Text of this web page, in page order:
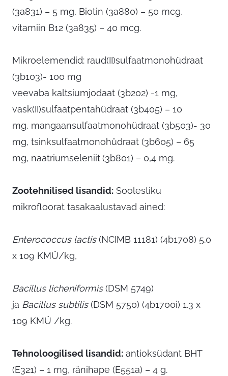
(3a831) – 5 mg, Biotin (3a880) – 50 mcg,
vitamiin B12 (3a835) – 40 mcg.
Mikroelemendid: raud(II)sulfaatmonohüdraat
(3b103)- 100 mg
veevaba kaltsiumjodaat (3b202) -1 mg,
vask(II)sulfaatpentahüdraat (3b405) – 10
mg, mangaansulfaatmonohüdraat (3b503)- 30
mg, tsinksulfaatmonohüdraat (3b605) – 65
mg, naatriumseleniit(3b801) – 0,4 mg.
Zootehnilised lisandid: Soolestiku
mikrofloorat tasakaalustavad ained:
Enterococcus lactis(NCIMB 11181) (4b1708) 5.0
x 109 KMÜ/kg,
Bacillus licheniformis(DSM 5749)
ja Bacillus subtilis(DSM 5750) (4b1700i) 1.3 x
109 KMÜ /kg.
Tehnoloogilised lisandid: antioksüdant BHT
(E321) – 1 mg, ränihape (E551a) – 4 g.